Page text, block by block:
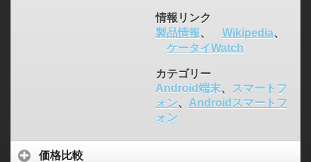
情報リンク
製品情報、 Wikipedia、
ケータイWatch
カテゴリー
Android端末、
スマートフ
ォン、 Androidスマートフ
ォン
価格比較